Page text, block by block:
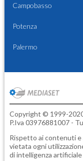
Campobasso
Potenza
Palermo
Copyright © 1999-
P.Iva 03976881007 -
Rispetto ai contenuti
vietata ogni
di intelligenza